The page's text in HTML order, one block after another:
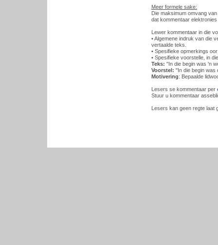
Meer formele sake:
Die maksimum omvang
dat kommentaar
Lewer kommentaar in die
• Algemene indruk van die
vertaalde teks.
• Spesifieke opmerkings
• Spesifieke voorstelle, in
Teks: "In die begin was 'n
Voorstel: "In die begin was
Motivering: Bepaalde
Lesers se kommentaar per
Stuur u kommentaar
Lesers kan geen regte laat